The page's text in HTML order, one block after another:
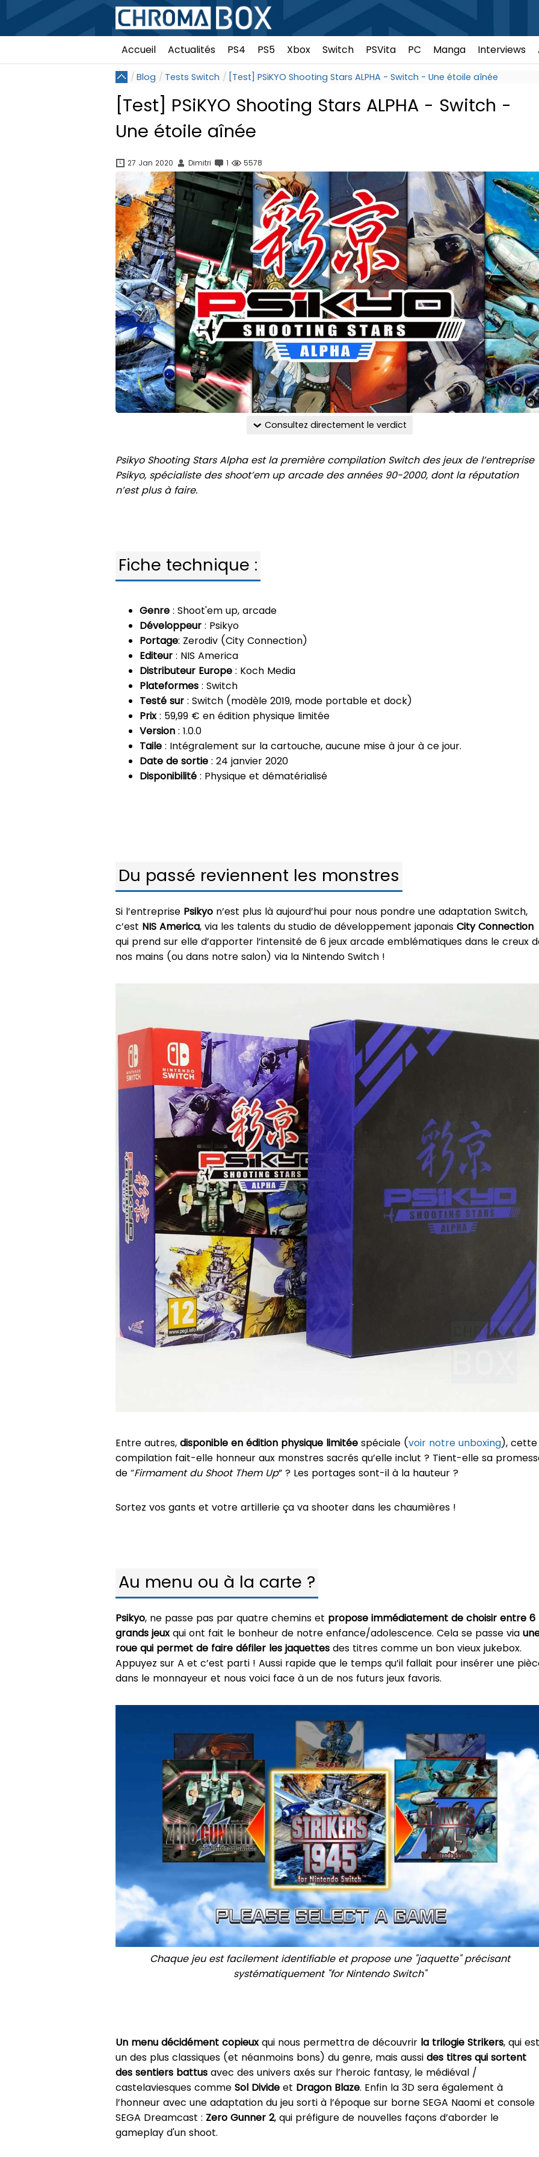
Accueil Actualités PS4 PS5 Xbox Switch PSVita PC Manga Interviews
Blog Tests Switch [Test] PSiKYO Shooting Stars ALPHA - Switch - Une étoile aînée
[Test] PSiKYO Shooting Stars ALPHA - Switch -
Une étoile aînée
27 Jan 2020 Dimitri 1 5578
Consultez directement le verdict
Psikyo Shooting Stars Alpha est la première compilation Switch des jeux de l’entreprise
Psikyo, spécialiste des shoot’em up arcade des années 90-2000, dont la réputation
n’est plus à faire.
Fiche technique :
Genre : Shoot'em up, arcade
Développeur : Psikyo
Portage: Zerodiv (City Connection)
Editeur : NIS America
Distributeur Europe : Koch Media
Plateformes : Switch
Testé sur : Switch (modèle 2019, mode portable et dock)
Prix: 59,99 € en édition physique limitée
Version : 1.0.0
Taile : Intégralement sur la cartouche, aucune mise à jour à ce jour.
Date de sortie : 24 janvier 2020
Disponibilité : Physique et dématérialisé
Du passé reviennent les monstres
Si l’entreprise Psikyo n’est plus là aujourd’hui pour nous pondre une adaptation Switch,
c’est NIS America, via les talents du studio de développement japonais City Connection
qui prend sur elle d’apporter l’intensité de 6 jeux arcade emblématiques dans le creux
nos mains (ou dans notre salon) via la Nintendo Switch !
Entre autres, disponible en édition physique limitée spéciale (voir notre unboxing), cette
compilation fait-elle honneur aux monstres sacrés qu’elle inclut ? Tient-elle sa
de “Firmament du Shoot Them Up” ? Les portages sont-il à la hauteur ?
Sortez vos gants et votre artillerie ça va shooter dans les chaumières !
Au menu ou à la carte ?
Psikyo, ne passe pas par quatre chemins et propose immédiatement de choisir entre 6
grands jeuxqui ont fait le bonheur de notre enfance/adolescence. Cela se passe via
roue qui permet de faire défiler les jaquettes des titres comme un bon vieux jukebox.
Appuyez sur A et c’est parti ! Aussi rapide que le temps qu’il fallait pour insérer une
dans le monnayeur et nous voici face à un de nos futurs jeux favoris.
Chaque jeu est facilement identifiable et propose une "jaquette" précisant
systématiquement "for Nintendo Switch"
Un menu décidément copieuxqui nous permettra de découvrir la trilogie Strikers, qui est
un des plus classiques (et néanmoins bons) du genre, mais aussi des titres qui sortent
des sentiers battus avec des univers axés sur l’heroic fantasy, le médiéval /
castelaviesques comme Sol Divide et Dragon Blaze. Enfin la 3D sera également à
l’honneur avec une adaptation du jeu sorti à l’époque sur borne SEGA Naomi et console
SEGA Dreamcast : Zero Gunner 2, qui préfigure de nouvelles façons d’aborder le
gameplay d'un shoot.